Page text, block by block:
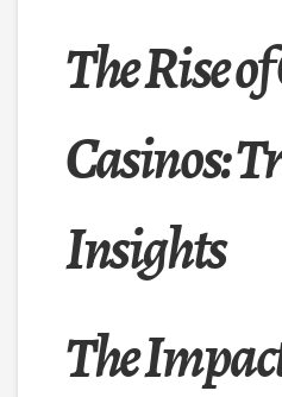
The Rise
Casinos:
Insights
The